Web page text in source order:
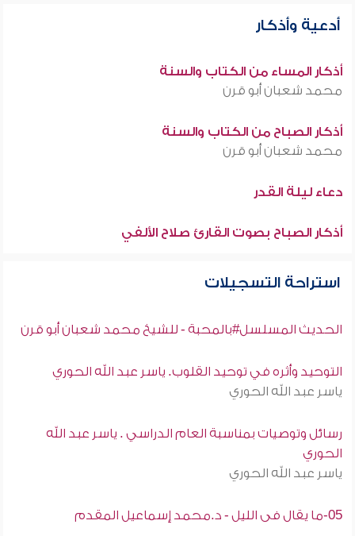
أدعية وأذكار
أذكار المساء من الكتاب والسنة
محمد شعبان أبو قرن
أذكار الصباح من الكتاب والسنة
محمد شعبان أبو قرن
دعاء ليلة القدر
أذكار الصباح بصوت القارئ صلاح الألفي
استراحة التسجيلات
الحديث المسلسل#بالمحبة - للشيخ محمد شعبان أبو قرن
التوحيد وأثره في توحيد القلوب. ياسر عبد الله الحوري
ياسر عبد الله الحوري
رسائل وتوصيات بمناسبة العام الدراسي . ياسر عبد الله
الحوري
ياسر عبد الله الحوري
05-ما يقال فى الليل - د.محمد إسماعيل المقدم